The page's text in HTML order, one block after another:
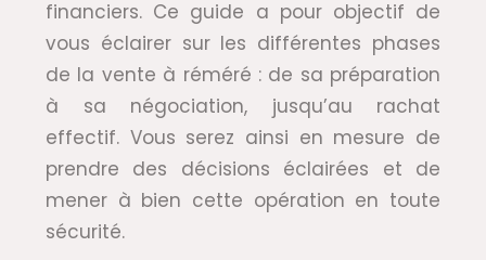
financiers. Ce guide a pour objectif de
vous éclairer sur les différentes phases
de la vente à réméré : de sa préparation
à sa négociation, jusqu’au rachat
effectif. Vous serez ainsi en mesure de
prendre des décisions éclairées et de
mener à bien cette opération en toute
sécurité.